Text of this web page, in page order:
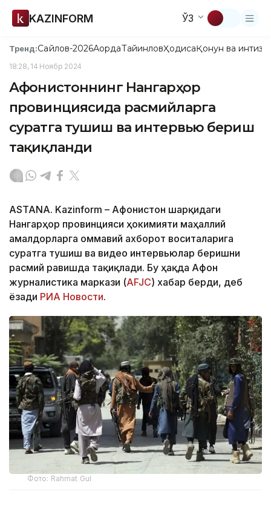
KAZINFORM ЎЗ
Тренд:Сайлов-2026АқордаТайинловҲодисаҚонун ва
18:28, 14 Ноябр 2024
Афғонистоннинг Нангарҳор
провинциясида расмийларга
суратга тушиш ва интервью бериш
тақиқланди
ASTANA. Kazinform – Афғонистон шарқидаги
Нангарҳор провинцияси ҳокимияти маҳаллий
амалдорларга оммавий ахборот воситаларига
суратга тушиш ва видео интервьюлар беришни
расмий равишда тақиқлади. Бу ҳақда Афғон
журналистика маркази (AFJC) хабар берди, деб
ёзади РИА Новости.
Фото: Rahmat Gul